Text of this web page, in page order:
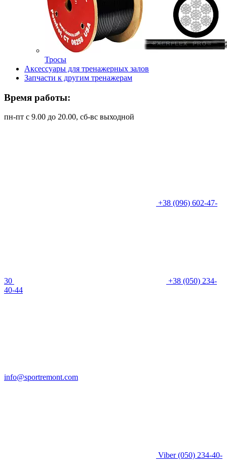
Тросы
Аксессуары для тренажерных залов
Запчасти к другим тренажерам
Время работы:
пн-пт с 9.00 до 20.00, сб-вс выходной
+38 (096) 602-47-
30
+38 (050) 234-
40-44
info@sportremont.com
Viber(050) 234-40-